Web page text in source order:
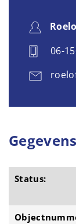
06-
Gegevens
Status: